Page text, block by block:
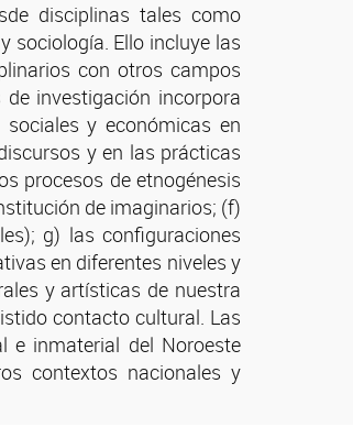
disciplinas tales como
sociología. Ello incluye las
con otros campos
investigación incorpora
y económicas en
y en las prácticas
procesos de etnogénesis
de imaginarios; (f)
g) las configuraciones
en diferentes niveles y
y artísticas de nuestra
contacto cultural. Las
e inmaterial del Noroeste
contextos nacionales y